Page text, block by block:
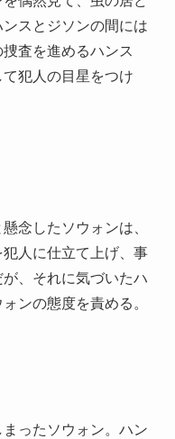
スとジソンの間には
査を進めるハンス
犯人の目星をつけ
念したソウォンは、
人に仕立て上げ、事
、それに気づいたハ
ンの態度を責める。
ったソウォン。ハン